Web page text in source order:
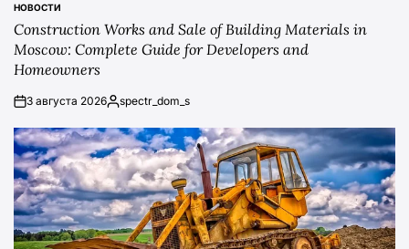
POSTED
IN
НОВОСТИ
Construction Works and Sale of Building Materials in
Moscow: Complete Guide for Developers and
Homeowners
on3 августа 2026Posted
spectr_dom_s